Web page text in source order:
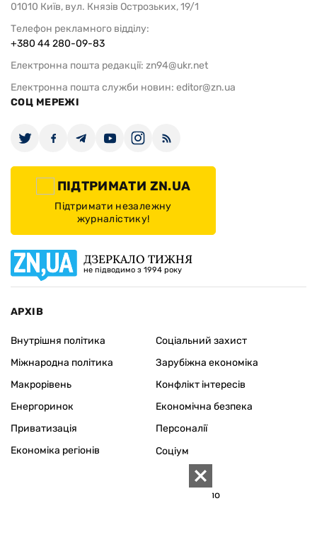
01010 Київ, вул. Князів Острозьких, 19/1
Телефон рекламного відділу:
+380 44 280-09-83
Електронна пошта редакції: zn94@ukr.net
Електронна пошта служби новин: editor@zn.ua
СОЦ МЕРЕЖІ
ПІДТРИМАТИ ZN.UA
Підтримати незалежну
журналістику!
ДЗЕРКАЛО ТИЖНЯ
не підводимо з 1994 року
АРХІВ
Внутрішня політика
Міжнародна політика
Макрорівень
Енергоринок
Приватизація
Економіка регіонів
Соціальний захист
Зарубіжна економіка
Конфлікт інтересів
Економічна безпека
Персоналії
Соціум
Сімейне коло